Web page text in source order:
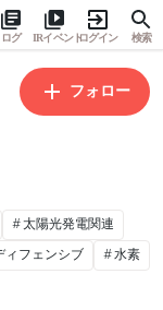
ログ IRイベントログイン 検索
フォロー
太陽光発電関連
ィフェンシブ
水素